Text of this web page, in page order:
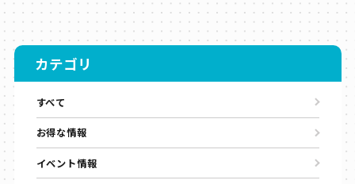
カテゴリ
すべて
お得な情報
イベント情報